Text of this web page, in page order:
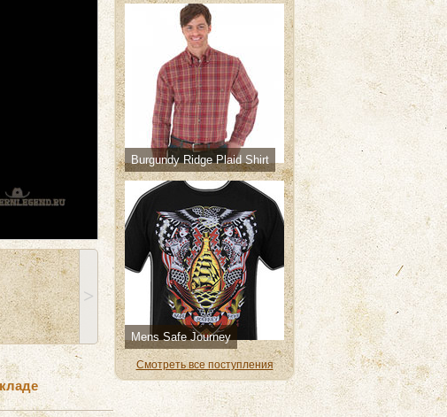
˃
Burgundy Ridge Plaid Shirt
Mens Safe Journey
Смотреть все поступления